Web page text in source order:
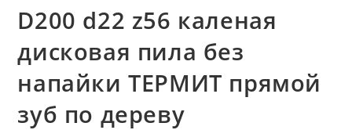
D200 d22 z56 каленая
дисковая пила без
напайки ТЕРМИТ прямой
зуб по дереву